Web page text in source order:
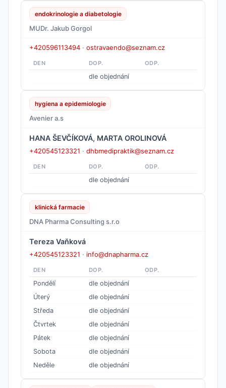
endokrinologie a diabetologie
MUDr. Jakub Gorgol
+420596113494 · ostravaendo@seznam.cz
DEN DOP. ODP.
dle objednání
hygiena a epidemiologie
Avenier a.s
HANA ŠEVČÍKOVÁ, MARTA OROLINOVÁ
+420545123321 · dhbmedipraktik@seznam.cz
DEN DOP. ODP.
dle objednání
klinická farmacie
DNA Pharma Consulting s.r.o
Tereza Vaňková
+420545123321 · info@dnapharma.cz
DEN DOP. ODP.
Pondělí
dle objednání
Úterý
dle objednání
Středa
dle objednání
Čtvrtek
dle objednání
Pátek
dle objednání
Sobota
dle objednání
Neděle
dle objednání